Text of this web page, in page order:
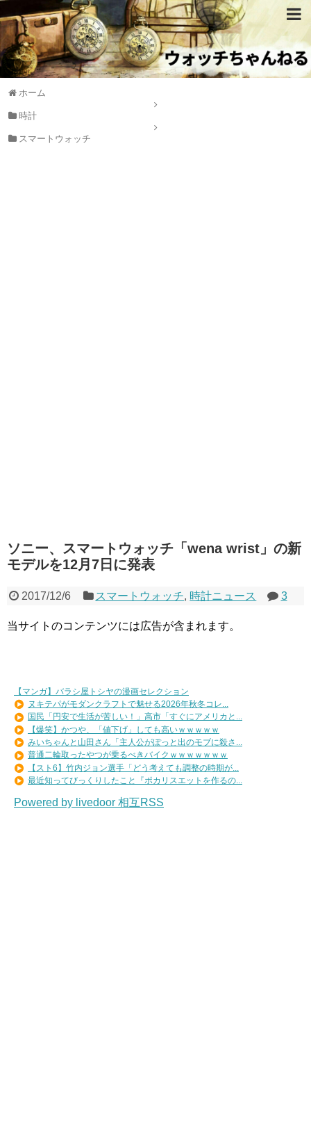
ホーム
時計
スマートウォッチ
ソニー、スマートウォッチ「wena wrist」の新
モデルを12月7日に発表
2017/12/6 スマートウォッチ, 時計ニュース 3
当サイトのコンテンツには広告が含まれます。
【マンガ】バラシ屋トシヤの漫画セレクション
ヌキテパがモダンクラフトで魅せる2026年秋冬コレ...
国民「円安で生活が苦しい！」高市「すぐにアメリカと...
【爆笑】かつや、「値下げ」しても高いｗｗｗｗｗ
みいちゃんと山田さん「主人公がぽっと出のモブに殺さ...
普通二輪取ったやつが乗るべきバイクｗｗｗｗｗｗｗ
【スト6】竹内ジョン選手「どう考えても調整の時期が...
最近知ってびっくりしたこと『ポカリスエットを作るの...
Powered by livedoor 相互RSS